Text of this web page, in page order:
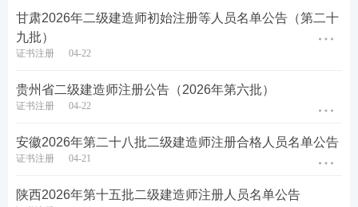
甘肃2026年二级建造师初始注册等人员名单公告（第二十
九批）
证书注册 04-22
贵州省二级建造师注册公告（2026年第六批）
证书注册 04-22
安徽2026年第二十八批二级建造师注册合格人员名单公告
证书注册 04-21
陕西2026年第十五批二级建造师注册人员名单公告